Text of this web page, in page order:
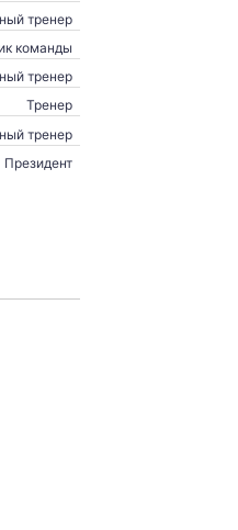
тренер
команды
тренер
Тренер
тренер
Президент